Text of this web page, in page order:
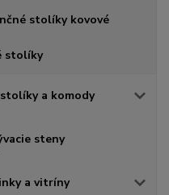
stolíky kovové
stolíky
a komody
steny
a vitríny